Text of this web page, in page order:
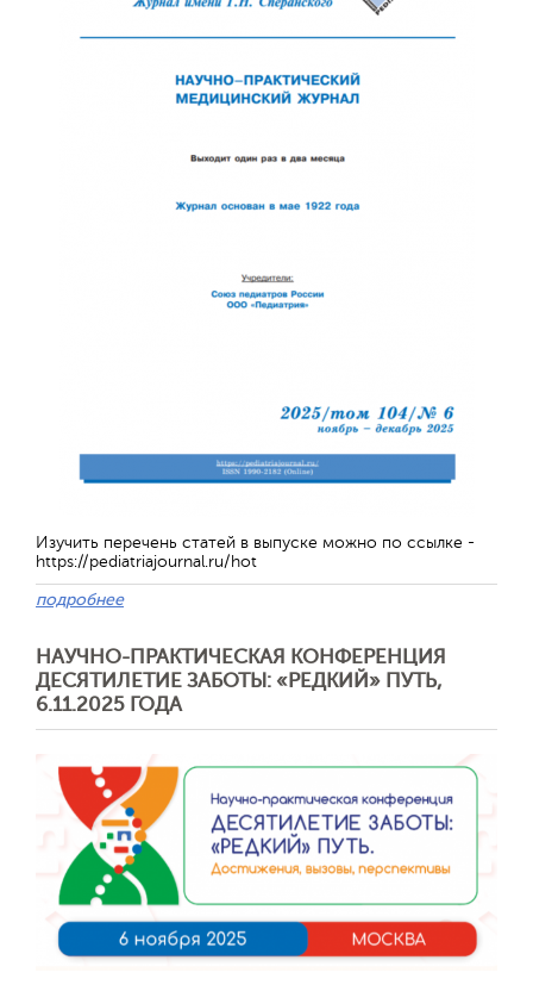
Изучить перечень статей в выпуске можно по ссылке -
https://pediatriajournal.ru/hot
подробнее
НАУЧНО-ПРАКТИЧЕСКАЯ КОНФЕРЕНЦИЯ
ДЕСЯТИЛЕТИЕ ЗАБОТЫ: «РЕДКИЙ» ПУТЬ,
6.11.2025 ГОДА